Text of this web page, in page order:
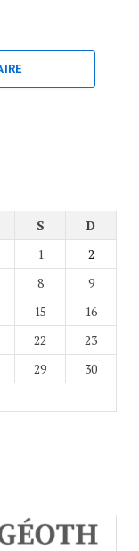
S
D
1
2
8
9
15
16
22
23
29
30